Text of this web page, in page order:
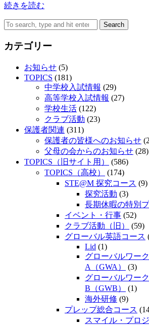
続きを読む
Search
カテゴリー
お知らせ (5)
TOPICS (181)
中学校入試情報 (29)
高等学校入試情報 (27)
学校生活 (122)
クラブ活動 (23)
保護者関連 (311)
保護者の皆様へのお知らせ
父母の会からのお知らせ (28)
TOPICS（旧サイト用）
(586)
TOPICS（高校）
(174)
STE@M 探究コース (9)
探究活動 (3)
長期休暇の特別
イベント・行事 (52)
クラブ活動（旧）
(59)
グローバル英語コース
Lid (1)
グローバルワー
A（GWA）
(3)
グローバルワー
B（GWB）
(1)
海外研修 (9)
プレップ総合コース
スマイル・プロ